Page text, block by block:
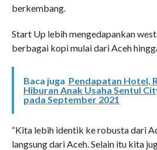
berkembang.
Start Up lebih mengedapankan
berbagai kopi mulai dari Aceh
Baca juga Pendapatan Hotel,
Hiburan Anak Usaha Sentul
pada September 2021
“Kita lebih identik ke robusta dari
langsung dari Aceh. Selain itu kita